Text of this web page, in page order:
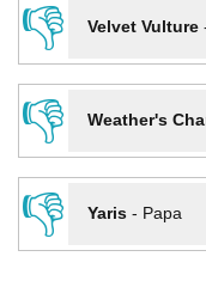
👎
Velvet Vulture
👎
Weather's
👎
Yaris- Papa